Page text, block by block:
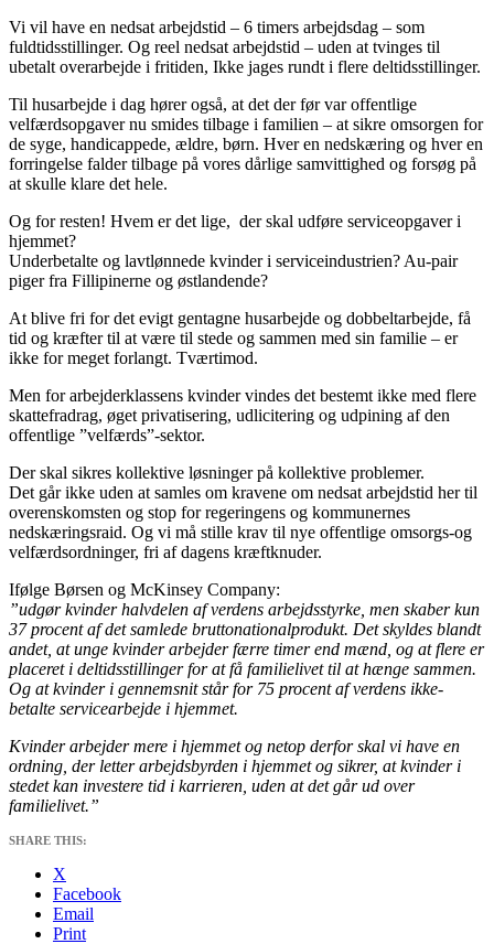
Vi vil have en nedsat arbejdstid – 6 timers arbejdsdag – som
fuldtidsstillinger. Og reel nedsat arbejdstid – uden at tvinges til
ubetalt overarbejde i fritiden, Ikke jages rundt i flere deltidsstillinger.
Til husarbejde i dag hører også, at det der før var offentlige
velfærdsopgaver nu smides tilbage i familien – at sikre omsorgen for
de syge, handicappede, ældre, børn. Hver en nedskæring og hver en
forringelse falder tilbage på vores dårlige samvittighed og forsøg på
at skulle klare det hele.
Og for resten! Hvem er det lige, der skal udføre serviceopgaver i
hjemmet?
Underbetalte og lavtlønnede kvinder i serviceindustrien? Au-pair
piger fra Fillipinerne og østlandende?
At blive fri for det evigt gentagne husarbejde og dobbeltarbejde, få
tid og kræfter til at være til stede og sammen med sin familie – er
ikke for meget forlangt. Tværtimod.
Men for arbejderklassens kvinder vindes det bestemt ikke med flere
skattefradrag, øget privatisering, udlicitering og udpining af den
offentlige ”velfærds”-sektor.
Der skal sikres kollektive løsninger på kollektive problemer.
Det går ikke uden at samles om kravene om nedsat arbejdstid her til
overenskomsten og stop for regeringens og kommunernes
nedskæringsraid. Og vi må stille krav til nye offentlige omsorgs-og
velfærdsordninger, fri af dagens kræftknuder.
Ifølge Børsen og McKinsey Company:
”udgør kvinder halvdelen af verdens arbejdsstyrke, men skaber kun
37 procent af det samlede bruttonationalprodukt. Det skyldes blandt
andet, at unge kvinder arbejder færre timer end mænd, og at flere er
placeret i deltidsstillinger for at få familielivet til at hænge sammen.
Og at kvinder i gennemsnit står for 75 procent af verdens ikke-
betalte servicearbejde i hjemmet.
Kvinder arbejder mere i hjemmet og netop derfor skal vi have en
ordning, der letter arbejdsbyrden i hjemmet og sikrer, at kvinder i
stedet kan investere tid i karrieren, uden at det går ud over
familielivet.”
SHARE THIS:
X
Facebook
Email
Print